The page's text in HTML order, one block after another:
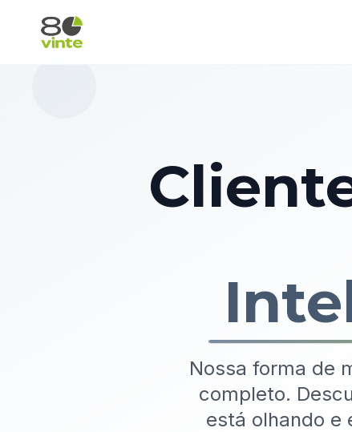
Nossa forma de
completo.
está olhando e